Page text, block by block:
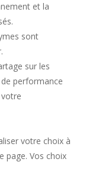
et la
sont
sur les
performance
votre choix à
page. Vos choix